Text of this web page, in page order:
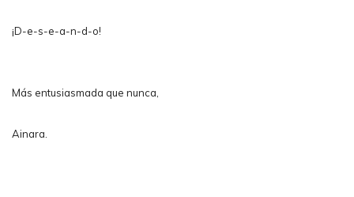
¡D-e-s-e-a-n-d-o!
Más entusiasmada que nunca,
Ainara.